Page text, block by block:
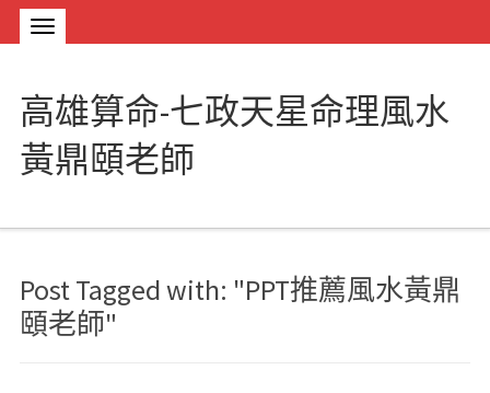
高雄算命-七政天星命理風水
黃鼎頤老師
Post Tagged with: "PPT推薦風水黃鼎
頤老師"